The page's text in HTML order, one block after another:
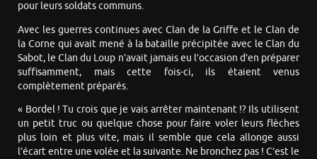
pour leurs soldats communs.
Avec les guerres continues avec Clan de la Griffe et le Clan de
la Corne qui avait mené à la bataille précipitée avec le Clan du
Sabot, le Clan du Loup n’avait jamais eu l’occasion d’en préparer
suffisamment, mais cette fois-ci, ils étaient venus
complètement préparés.
« Bordel ! Tu crois que je vais arrêter maintenant !? Ils utilisent
un petit truc ou quelque chose pour faire voler leurs flèches
plus loin et plus vite, mais il semble que cela allonge aussi
l’écart entre une volée et la suivante. Ne bronchez pas ! C’est le